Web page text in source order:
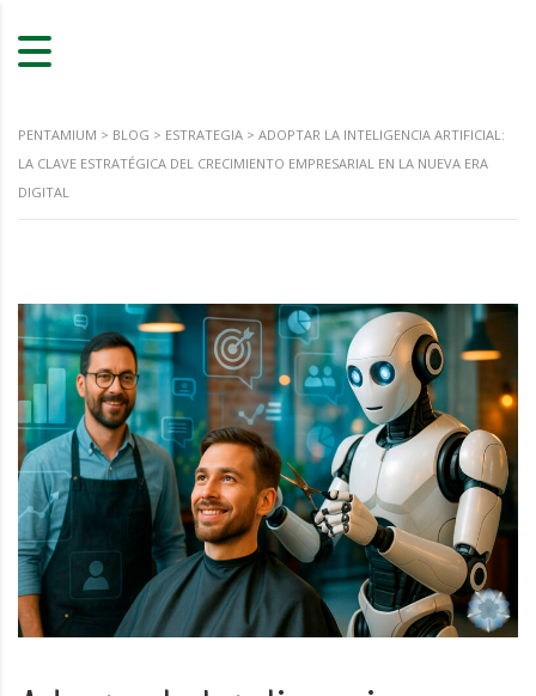
PENTAMIUM > BLOG > ESTRATEGIA > ADOPTAR LA INTELIGENCIA ARTIFICIAL:
LA CLAVE ESTRATÉGICA DEL CRECIMIENTO EMPRESARIAL EN LA NUEVA ERA
DIGITAL